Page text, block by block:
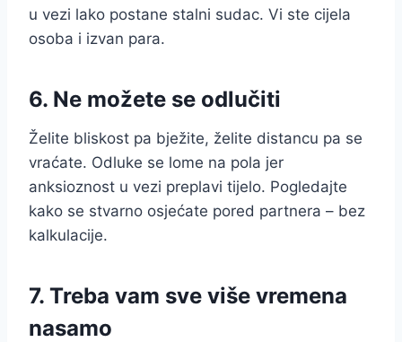
u vezi lako postane stalni sudac. Vi ste cijela
osoba i izvan para.
6. Ne možete se odlučiti
Želite bliskost pa bježite, želite distancu pa se
vraćate. Odluke se lome na pola jer
anksioznost u vezi preplavi tijelo. Pogledajte
kako se stvarno osjećate pored partnera – bez
kalkulacije.
7. Treba vam sve više vremena
nasamo